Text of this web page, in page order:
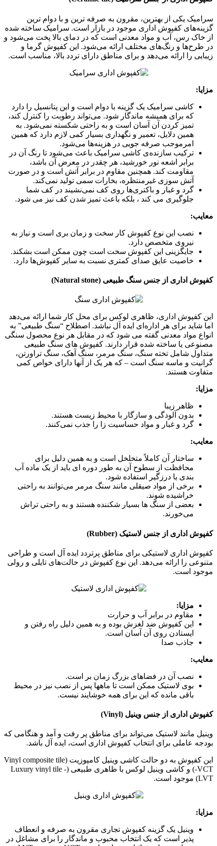
سرامیک یکی از بهترین، مقرون به صرفه ترین و با دوام ترین
گزینه‌های کفپوش اداری موجود در بازار است. سرامیک ساخته شده
از خاک رس، آب و مواد معدنی است که در دمای بالا پخت می‌شود و
در طرح‌ها و رنگ‌های مختلف ارائه می‌شود. این کفپوش گرما و
زیبایی را ارائه می‌دهد و برای مناطق دارای تردد بالا، مناسب است.
مزایا:
کاشی سرامیک یک گزینه با دوام است و این پتانسیل را دارد
که برای همیشه ماندگار شود. می‌تواند رطوبت را کنترل کند،
تمیز کردن آن آسان است و به راحتی شکسته نمی‌شود. به
همین دلایل، تعمیر و نگهداری بسیار کمی لازم دارد که همین
امرموجب صرفه جویی در هزینه‌ها می‌شود.
ترکیب سازنده‌ی کاشی سرامیک باعث می‌شود تا رنگ آن در
برابر اشعه نور خورشید، هر چقدر در معرض آن باشد،
مقاومت کند. همچنین مقاوم در برابر آتش است و در صورت
آتش سوزی غیرمنتظره، بخارات سمی تولید نمی‌کند.
گرد و غبار و باکتری‌ها روی کف نمی‌نشیند در کف شما
جلوگیری می کند ، بلکه باعث تمیز شدن کف نیز می شود.
معایب:
نصب این نوع کفپوش کار سخت و زمان بری است و نیاز به
نیروی متخصص دارد.
جایگزینی این کفپوش سخت است چون ممکن است بشکند.
خاصیت عایق صدای کمتری نسبت به سایر کفپوش‌ها دارد.
کفپوش اداری از جنس سنگ طبیعی (Natural stone)
این کفپوش اداری، ظاهری لوکس برای محل کار شما ارائه می‌دهد
اما شاید برای هر اداره‌ای ایده آل نباشد. اصطلاح “سنگ طبیعی” به
انواع مواد معدنی گفته می شود که در مقابل هر نوع محصول سنگی
مصنوعی یا ساخته شده قرار دارند. کفپوش های سنگ طبیعی
متداول شامل تخته سنگ، سنگ مرمر، سنگ آهک، سنگ تراورتن،
گرانیت و ماسه سنگ است – که هر یک از آنها دارای خواص کمی
متفاوت هستند.
مزایا:
ظاهر زیبا
بدون آلودگی و سازگار با محیط زیست هستند.
گرد و غبار و مواد حساسیت زا را جذب نمی‌کنند.
معایب:
ساختار آن کاملاً متخلخل است و به همین دلیل برای
محافظت از سطوح آن به طور دوره ای باید از یک ماده آب
بندی یا درزگیر استفاده شود.
برخی از مواد صیقلی مانند سنگ مرمر می‌توانند به راحتی
خراشیده شوند.
بعضی از سنگ ها بسیار شکننده هستند و به راحتی تراش
می‌خورند.
کفپوش اداری از جنس لاستیک (Rubber)
کفپوش اداری لاستیکی برای مناطق پرتردد ایده آل است و طراحی
متنوعی را ارائه می‌دهد. این نوع کفپوش در حالت‌های تایلی و رولی
موجود است.
مزایا:
مقاوم در برابر آب و حرارت
این کفپوش ضد لغزش بوده و به همین دلیل راه رفتن و
ایستادن روی آن آسان است.
جاذب صدا
معایب:
نصب آن در فضاهای بزرگ زمان بر است.
بوی لاستیک ممکن است تا ماهها پس از نصب نیز در محیط
باقی مانده که این برای همه خوشایند نیست.
کفپوش اداری از جنس وینیل (Vinyl)
وینیل مانند لاستیک می‌تواند برای مناطق پر رفت و آمد و هنگامی که
بودجه عاملی برای انتخاب کفپوش اداری است، ایده آل باشد.
این کفپوش به دو حالت کاشی وینیل کامپوزیت (Vinyl composite tile
-VCT) و کاشی وینیل لوکس با ظاهری طبیعی (Luxury vinyl tile -
LVT) موجود است.
مزایا:
وینیل یک گزینه کفپوش تجاری مقرون به صرفه و انعطاف
پذیر است که یک انتخاب محبوب و ماندگار را برای مشاغل در